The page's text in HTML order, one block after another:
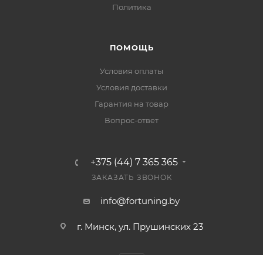
Политика
ПОМОЩЬ
Условия оплаты
Условия доставки
Гарантия на товар
Вопрос-ответ
+375 (44) 7 365 365
ЗАКАЗАТЬ ЗВОНОК
info@fortuning.by
г. Минск, ул. Прушинских 23